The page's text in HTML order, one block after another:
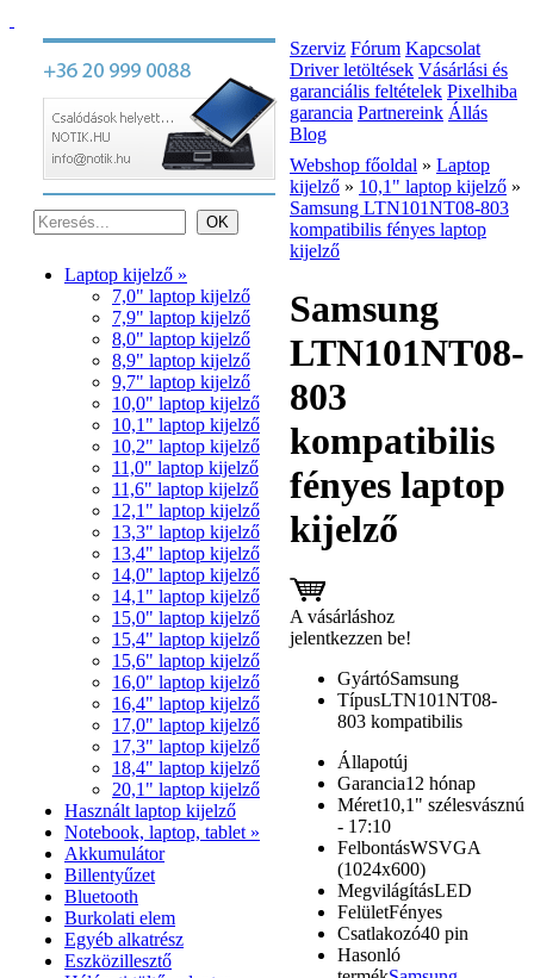
Laptop kijelző »
7,0" laptop kijelző
7,9" laptop kijelző
8,0" laptop kijelző
8,9" laptop kijelző
9,7" laptop kijelző
10,0" laptop kijelző
10,1" laptop kijelző
10,2" laptop kijelző
11,0" laptop kijelző
11,6" laptop kijelző
12,1" laptop kijelző
13,3" laptop kijelző
13,4" laptop kijelző
14,0" laptop kijelző
14,1" laptop kijelző
15,0" laptop kijelző
15,4" laptop kijelző
15,6" laptop kijelző
16,0" laptop kijelző
16,4" laptop kijelző
17,0" laptop kijelző
17,3" laptop kijelző
18,4" laptop kijelző
20,1" laptop kijelző
Használt laptop kijelző
Notebook, laptop, tablet »
Akkumulátor
Billentyűzet
Bluetooth
Burkolati elem
Egyéb alkatrész
Eszközillesztő
Szerviz Fórum Kapcsolat
Driver letöltések Vásárlási és
garanciális feltételek Pixelhiba
garancia Partnereink Állás
Blog
Webshop főoldal » Laptop
kijelző » 10,1" laptop kijelző »
Samsung LTN101NT08-803
kompatibilis fényes laptop
kijelző
Samsung
LTN101NT08-
803
kompatibilis
fényes laptop
kijelző
A vásárláshoz
jelentkezzen be!
GyártóSamsung
TípusLTN101NT08-
803 kompatibilis
Állapotúj
Garancia12 hónap
Méret10,1" szélesvásznú
- 17:10
FelbontásWSVGA
(1024x600)
MegvilágításLED
FelületFényes
Csatlakozó40 pin
Hasonló